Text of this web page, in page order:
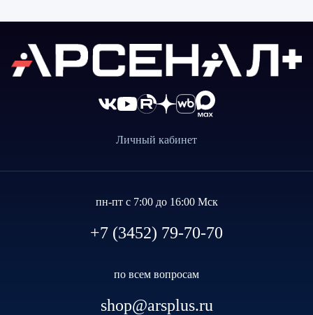
Личный кабинет
пн-пт с 7:00 до 16:00 Мск
+7 (3452) 79-70-70
по всем вопросам
shop@arsplus.ru